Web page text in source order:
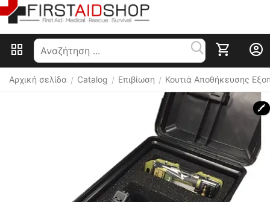
Αρχική σελίδα / Catalog / Επιβίωση / Κουτιά Αποθήκευσης
🖍